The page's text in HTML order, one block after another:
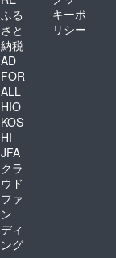
ふる
さと
納税
AD
FOR
ALL
HIO
KOS
HI
JFA
クラ
ウド
ファ
ン
ディ
ング
キーポ
リシー